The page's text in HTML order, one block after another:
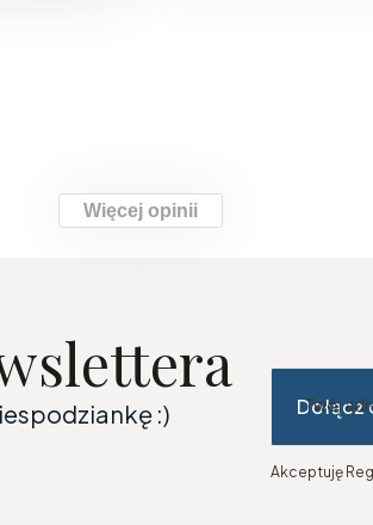
Więcej opinii
:) Twój
Akceptuję